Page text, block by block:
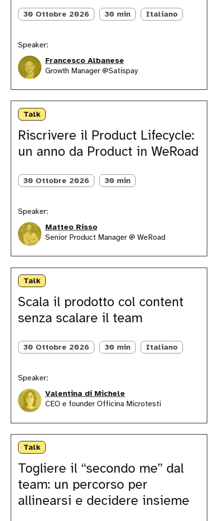
30 Ottobre 2026 30 min Italiano
Speaker:
Francesco Albanese
Growth Manager @Satispay
Talk
Riscrivere il Product Lifecycle:
un anno da Product in WeRoad
Riscrivere
Product
Lifecycle:
anno
WeRoad
30 Ottobre 2026 30 min
Speaker:
Matteo Risso
Senior Product Manager @ WeRoad
Talk
Scala il prodotto col content
senza scalare il team
Scala
prodotto
content
senza
team 30 Ottobre 2026 30 min Italiano
Speaker:
Valentina di Michele
CEO e founder Officina Microtesti
Talk
Togliere il “secondo me” dal
team: un percorso per
allinearsi e decidere insieme
Togliere
“secondo
me”
team:
percorso